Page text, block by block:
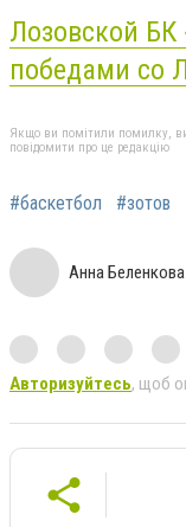
Лозовской БК
победами со
Якщо ви помітили помилку,
повідомити про це редакцію
#баскетбол #зотов
Анна Беленкова
Авторизуйтесь, щоб